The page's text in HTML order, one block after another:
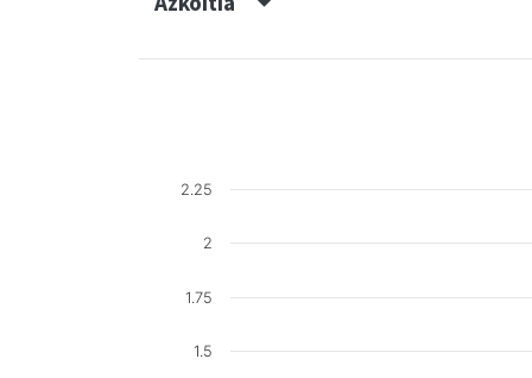
1.5
1.75
2
2.25